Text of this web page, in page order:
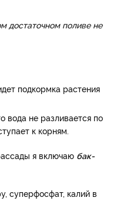
достаточном поливе не
подкормка растения
вода не разливается по
к корням.
я включаю бак­
суперфосфат, калий в